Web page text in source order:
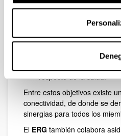
El diseño de
territorios inteligentes en
La construcción de
respecto de la salud.
Entre estos objetivos existe
conectividad, de donde se
sinergias para todos los
El ERG también colabora